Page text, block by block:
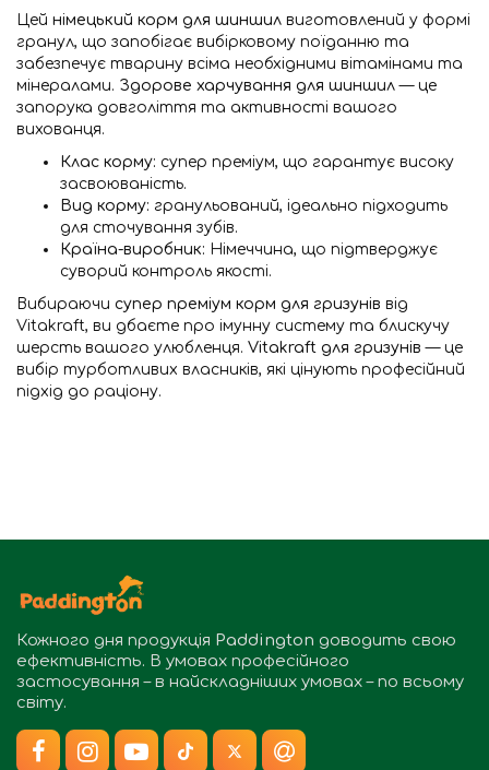
Цей німецький корм для шиншил виготовлений у формі
гранул, що запобігає вибірковому поїданню та
забезпечує тварину всіма необхідними вітамінами та
мінералами. Здорове харчування для шиншил — це
запорука довголіття та активності вашого
вихованця.
Клас корму: супер преміум, що гарантує високу
засвоюваність.
Вид корму: гранульований, ідеально підходить
для сточування зубів.
Країна-виробник: Німеччина, що підтверджує
суворий контроль якості.
Вибираючи супер преміум корм для гризунів від
Vitakraft, ви дбаєте про імунну систему та блискучу
шерсть вашого улюбленця. Vitakraft для гризунів — це
вибір турботливих власників, які цінують професійний
підхід до раціону.
Кожного дня продукція Paddington доводить свою
ефективність. В умовах професійного
застосування – в найскладніших умовах – по всьому
світу.